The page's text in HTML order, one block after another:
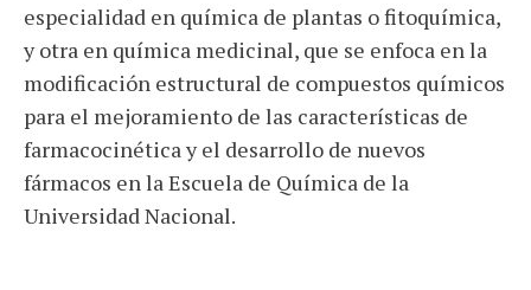
especialidad en química de plantas o fitoquímica,
y otra en química medicinal, que se enfoca en la
modificación estructural de compuestos químicos
para el mejoramiento de las características de
farmacocinética y el desarrollo de nuevos
fármacos en la Escuela de Química de la
Universidad Nacional.